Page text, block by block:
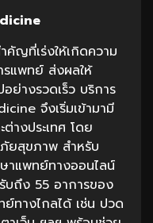
คัญที่เร่งให้เกิดความ
รแพทย์ ส่งผลให้
ย่างรวดเร็ว บริการ
จึงเริ่มเข้ามามี
างประเทศ โดย
ยสุขภาพ สำหรับ
าแพทย์ทางออนไลน์
บถึง 55 อาการของ
ทางไกลได้ เช่น ปวด